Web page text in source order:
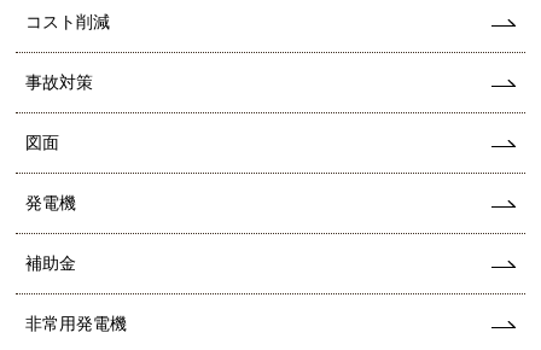
コスト削減
事故対策
図面
発電機
補助金
非常用発電機